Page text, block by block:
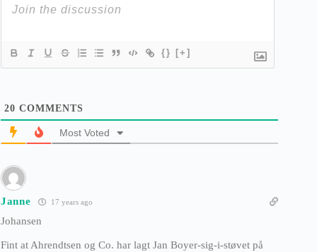
{} [+]
20 COMMENTS
Most Voted
Janne 17 years ago
Johansen
Fint at Ahrendtsen og Co. har lagt Jan Boyer-sig-i-støvet på